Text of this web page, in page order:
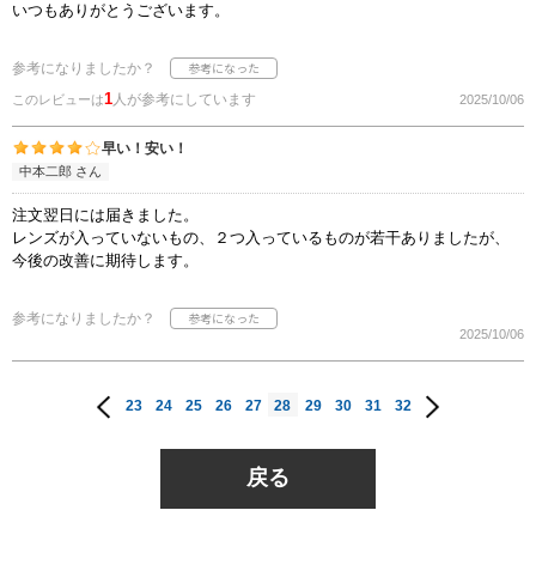
いつもありがとうございます。
参考になりましたか？
このレビューは1人が参考にしています 2025/10/06
早い！安い！
中本二郎 さん
注文翌日には届きました。
レンズが入っていないもの、２つ入っているものが若干ありましたが、
今後の改善に期待します。
参考になりましたか？
2025/10/06
23 24 25 26 27 28 29 30 31 32
戻る